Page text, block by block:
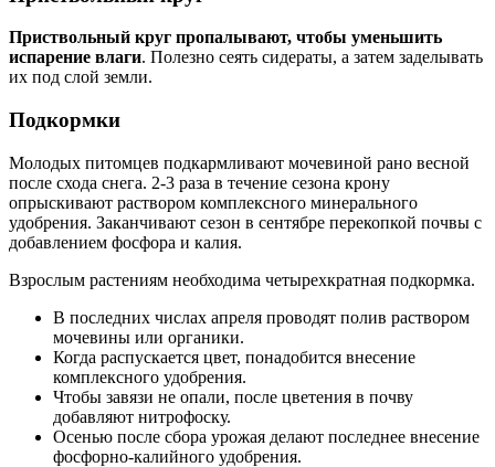
Приствольный круг пропалывают, чтобы уменьшить
испарение влаги. Полезно сеять сидераты, а затем заделывать
их под слой земли.
Подкормки
Молодых питомцев подкармливают мочевиной рано весной
после схода снега. 2-3 раза в течение сезона крону
опрыскивают раствором комплексного минерального
удобрения. Заканчивают сезон в сентябре перекопкой почвы с
добавлением фосфора и калия.
Взрослым растениям необходима четырехкратная подкормка.
В последних числах апреля проводят полив раствором
мочевины или органики.
Когда распускается цвет, понадобится внесение
комплексного удобрения.
Чтобы завязи не опали, после цветения в почву
добавляют нитрофоску.
Осенью после сбора урожая делают последнее внесение
фосфорно-калийного удобрения.